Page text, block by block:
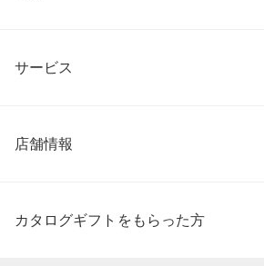
サービス
店舗情報
カタログギフトをもらった方